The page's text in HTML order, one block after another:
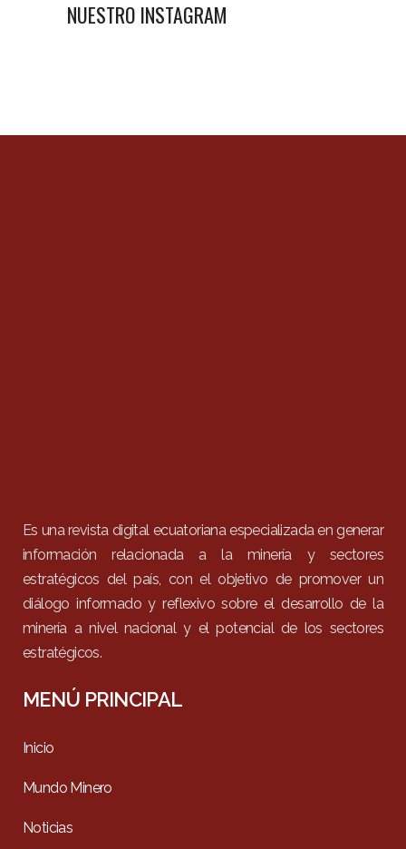
NUESTRO INSTAGRAM
Es una revista digital ecuatoriana especializada en generar
información relacionada a la minería y sectores
estratégicos del país, con el objetivo de promover un
diálogo informado y reflexivo sobre el desarrollo de la
minería a nivel nacional y el potencial de los sectores
estratégicos.
MENÚ PRINCIPAL
Inicio
Mundo Minero
Noticias